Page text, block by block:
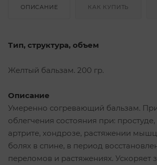
ОПИСАНИЕ КАК КУПИТЬ
Тип, структура, объем
Желтый бальзам. 200 гр.
Описание
Умеренно согревающий бальзам.
облегчения состояния при: простуде,
артрите, хондрозе, растяжении мышц
болях в спине, в период
переломов и растяжениях. Ускоряет